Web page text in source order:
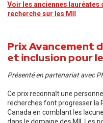
Voir les anciennes lauréates
recherche sur les MII
Prix Avancement
et inclusion pour
Présenté en partenariat avec
Ce prix reconnaît une
recherches font progresser la
Canada en comblant les